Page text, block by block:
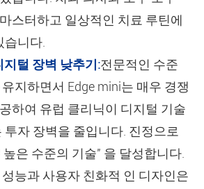
스터하고 일상적인 치료 루틴에
습니다.
지털 장벽 낮추기:전문적인 수준
지하면서 Edge mini는 매우 경쟁
하여 유럽 클리닉이 디지털 기술
투자 장벽을 줄입니다. 진정으로
은 수준의 기술" 을 달성합니다.
능과 사용자 친화적 인 디자인은